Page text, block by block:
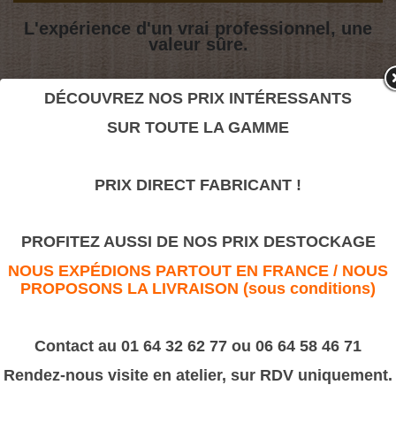
L'expérience d'un vrai professionnel, une
valeur sûre.
106B
Moulures Bâtiment> Chambranle à Boudin
106B
DÉCOUVREZ NOS PRIX INTÉRESSANTS
SUR TOUTE LA GAMME
PRIX DIRECT FABRICANT !
PROFITEZ AUSSI DE NOS PRIX DESTOCKAGE
NOUS EXPÉDIONS PARTOUT EN FRANCE / NOUS
PROPOSONS LA LIVRAISON (sous conditions)
Contact au 01 64 32 62 77 ou 06 64 58 46 71
Rendez-nous visite en atelier, sur RDV uniquement.